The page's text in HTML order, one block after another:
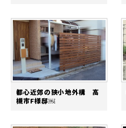
都心近郊の狭小地外構 高
槻市F様邸￼